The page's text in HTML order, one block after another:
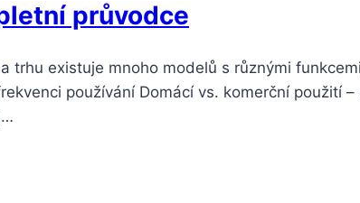
průvodce
trhu existuje mnoho modelů s různými
používání Domácí vs. komerční použití